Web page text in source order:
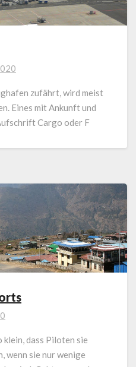
zufährt, wird meist
Eines mit Ankunft und
Cargo oder F
klein, dass Piloten sie
wenn sie nur wenige